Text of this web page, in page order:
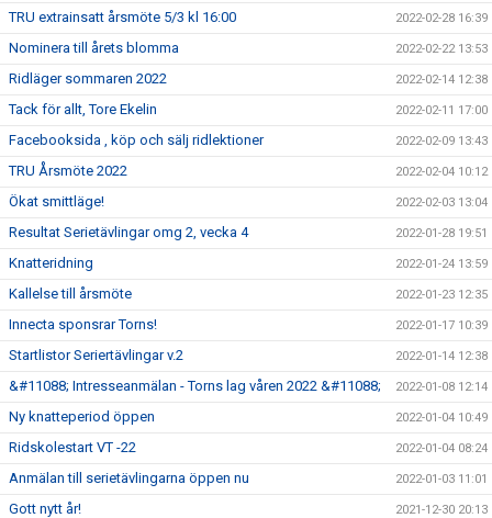
TRU extrainsatt årsmöte 5/3 kl 16:00 2022-02-28 16:39
Nominera till årets blomma 2022-02-22 13:53
Ridläger sommaren 2022 2022-02-14 12:38
Tack för allt, Tore Ekelin 2022-02-11 17:00
Facebooksida , köp och sälj ridlektioner 2022-02-09 13:43
TRU Årsmöte 2022 2022-02-04 10:12
Ökat smittläge! 2022-02-03 13:04
Resultat Serietävlingar omg 2, vecka 4 2022-01-28 19:51
Knatteridning 2022-01-24 13:59
Kallelse till årsmöte 2022-01-23 12:35
Innecta sponsrar Torns! 2022-01-17 10:39
Startlistor Seriertävlingar v.2 2022-01-14 12:38
&#11088; Intresseanmälan - Torns lag våren 2022 &#11088; 2022-01-08 12:14
Ny knatteperiod öppen 2022-01-04 10:49
Ridskolestart VT -22 2022-01-04 08:24
Anmälan till serietävlingarna öppen nu 2022-01-03 11:01
Gott nytt år! 2021-12-30 20:13